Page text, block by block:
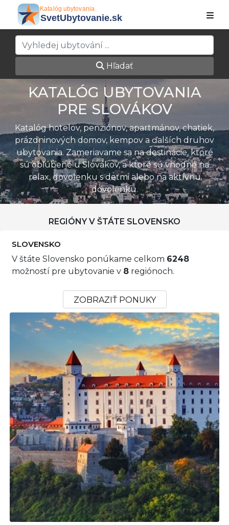
Hľadať
KATALÓG UBYTOVANIA
PRE SLOVÁKOV
Katalóg hotelov, penziónov, apartmánov, chatiek,
prázdninových domov, kempov a ďalších druhov
ubytovania. Zameriavame sa na destinácie, ktoré
sú obľúbené u Slovákov, a ktoré sú vhodné na
relax, dovolenku s deťmi alebo na aktívnu
dovolenku.
REGIÓNY V ŠTÁTE SLOVENSKO
SLOVENSKO
V štáte Slovensko ponúkame celkom 6248
možností pre ubytovanie v 8 regiónoch.
ZOBRAZIŤ PONUKY